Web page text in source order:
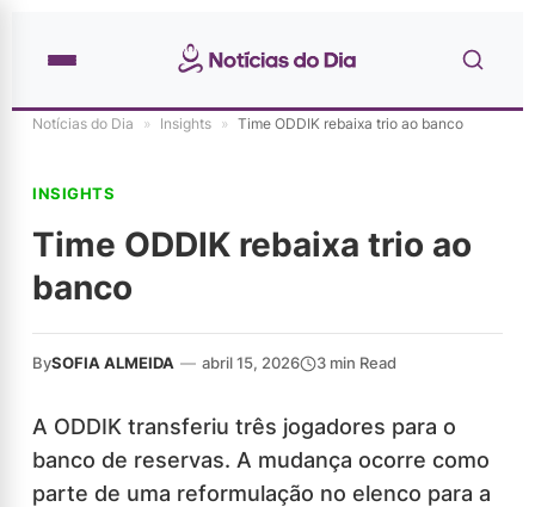
Notícias do Dia » Insights » Time ODDIK rebaixa trio ao banco
INSIGHTS
Time ODDIK rebaixa trio ao
banco
BySOFIA ALMEIDA — abril 15, 2026 3 min Read
A ODDIK transferiu três jogadores para o
banco de reservas. A mudança ocorre como
parte de uma reformulação no elenco para a